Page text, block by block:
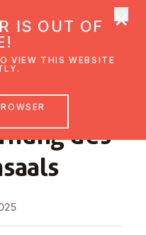
des
IS OUT OF
VIEW THIS WEBSITE
×